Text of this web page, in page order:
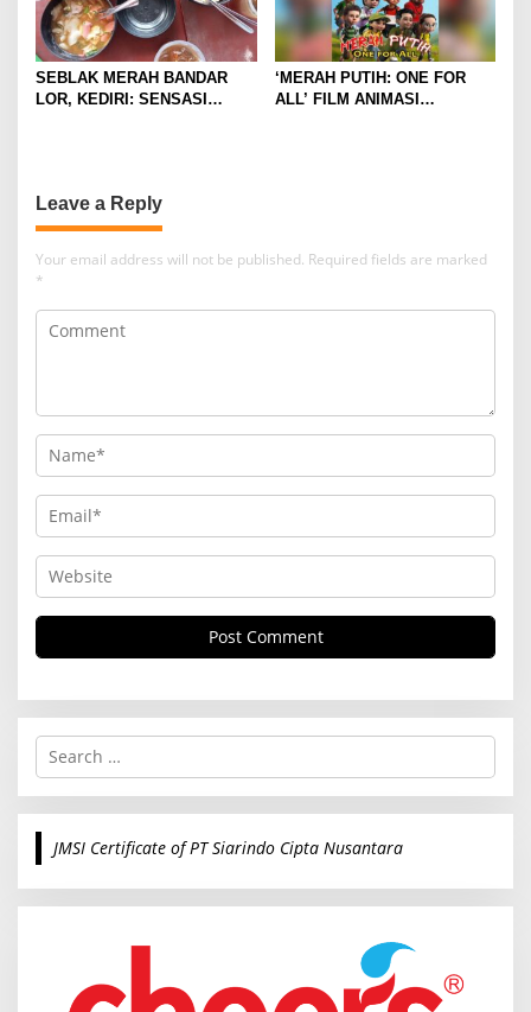
SEBLAK MERAH BANDAR
LOR, KEDIRI: SENSASI
‘MERAH PUTIH: ONE FOR
ALL’ FILM ANIMASI
Leave a Reply
Your email address will not be published. Required fields are marked
*
S
r
c
o
JMSI Certificate of PT Siarindo Cipta Nusantara